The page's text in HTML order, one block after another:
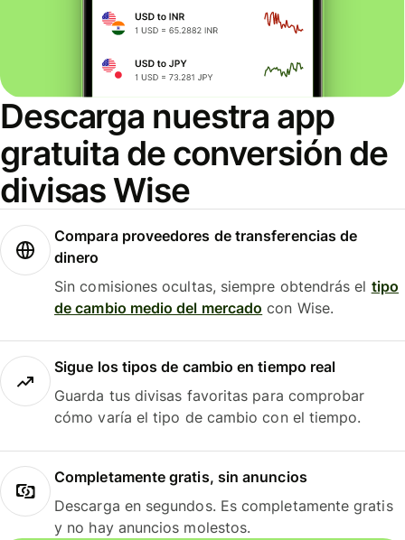
Descarga nuestra app
gratuita de conversión de
divisas Wise
Compara proveedores de transferencias de
dinero
Sin comisiones ocultas, siempre obtendrás el tipo
de cambio medio del mercado con Wise.
Sigue los tipos de cambio en tiempo real
Guarda tus divisas favoritas para comprobar
cómo varía el tipo de cambio con el tiempo.
Completamente gratis, sin anuncios
Descarga en segundos. Es completamente gratis
y no hay anuncios molestos.